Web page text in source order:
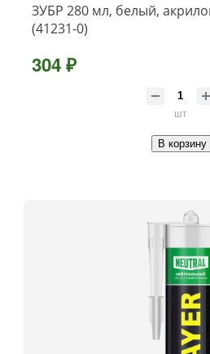
ЗУБР 280 мл, белый,
(41231-0)
304 ₽
шт
В корзину